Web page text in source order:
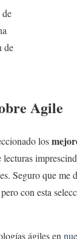
de
Agile
los
Seguro que me
con esta
ágiles en